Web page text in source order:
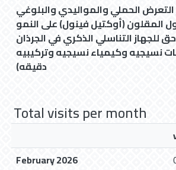
التعرض الحملي والمواليدي والبلوغي
المقلون (أوكتيل فينول) على النمو
للجهاز التناسلي الذكري في الجرذان
نسيجيه وكيمياء نسيجيه وتركيبيه
دقيقه)
Total visits per month
February 2026